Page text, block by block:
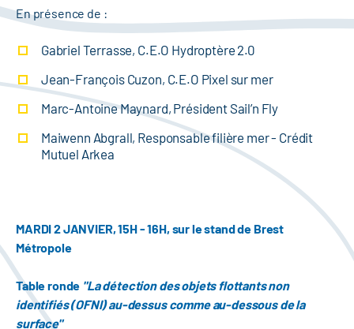
En présence de :
Gabriel Terrasse, C.E.O Hydroptère 2.0
Jean-François Cuzon, C.E.O Pixel sur mer
Marc-Antoine Maynard, Président Sail’n Fly
Maiwenn Abgrall, Responsable filière mer - Crédit
Mutuel Arkea
MARDI 2 JANVIER, 15H - 16H, sur le stand de Brest
Métropole
Table ronde "La détection des objets flottants non
identifiés (OFNI) au-dessus comme au-dessous de la
surface"